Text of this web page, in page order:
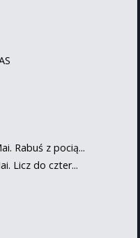
Rabuś z pocią...
Licz do czter...